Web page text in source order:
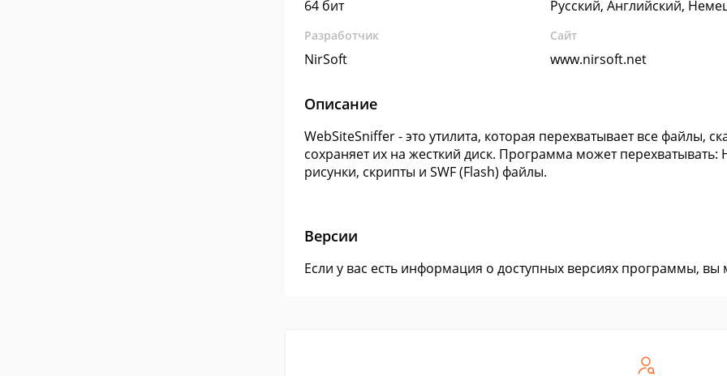
64 бит Русский, Английский,
Разработчик
NirSoft
Сайт
www.nirsoft.net
Описание
WebSiteSniffer - это утилита, которая перехватывает все файлы,
сохраняет их на жесткий диск. Программа может перехватывать:
рисунки, скрипты и SWF (Flash) файлы.
Версии
Если у вас есть информация о доступных версиях программы, вы